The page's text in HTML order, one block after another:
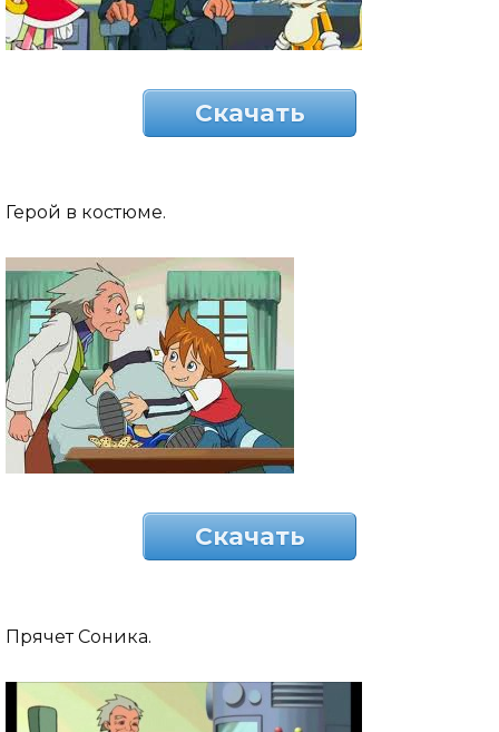
Скачать
Герой в костюме.
Скачать
Прячет Соника.